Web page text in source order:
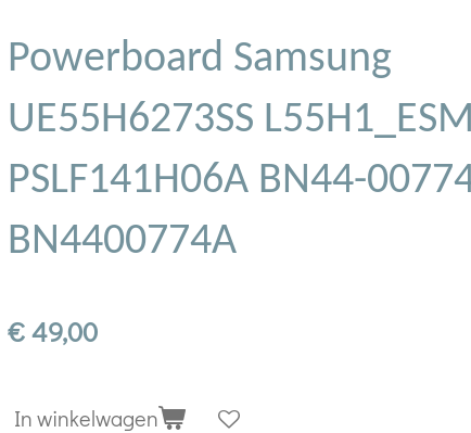
Powerboard Samsung
UE55H6273SS L55H1_ESM
PSLF141H06A BN44-
BN4400774A
€ 49,00
In winkelwagen